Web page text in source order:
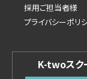
採用ご担当者様
プライバシーポリ
K-twoスク